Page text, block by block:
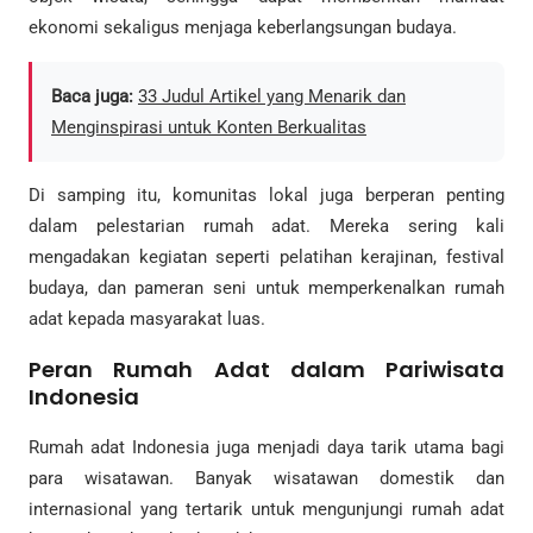
ekonomi sekaligus menjaga keberlangsungan budaya.
Baca juga: 33 Judul Artikel yang Menarik dan
Menginspirasi untuk Konten Berkualitas
Di samping itu, komunitas lokal juga berperan penting
dalam pelestarian rumah adat. Mereka sering kali
mengadakan kegiatan seperti pelatihan kerajinan, festival
budaya, dan pameran seni untuk memperkenalkan rumah
adat kepada masyarakat luas.
Peran Rumah Adat dalam Pariwisata
Indonesia
Rumah adat Indonesia juga menjadi daya tarik utama bagi
para wisatawan. Banyak wisatawan domestik dan
internasional yang tertarik untuk mengunjungi rumah adat